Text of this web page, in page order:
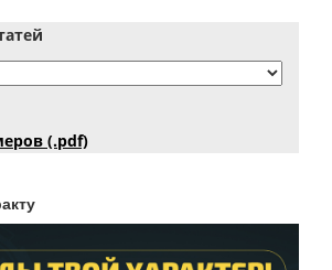
(.pdf)